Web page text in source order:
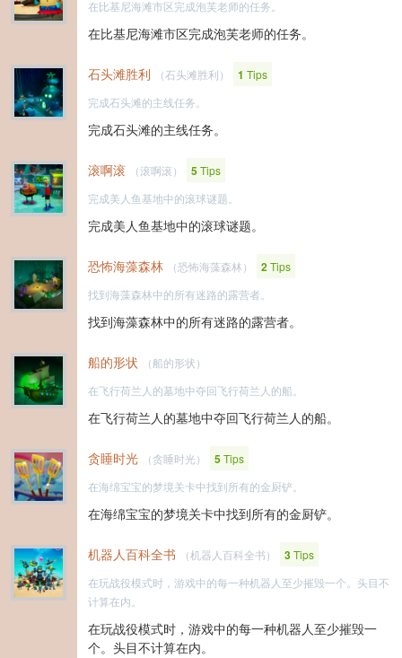
在比基尼海滩市区完成泡芙老师的任务。
在比基尼海滩市区完成泡芙老师的任务。
石头滩胜利 （石头滩胜利） 1 Tips
完成石头滩的主线任务。
完成石头滩的主线任务。
滚啊滚 （滚啊滚） 5Tips
完成美人鱼基地中的滚球谜题。
完成美人鱼基地中的滚球谜题。
恐怖海藻森林 （恐怖海藻森林） 2Tips
找到海藻森林中的所有迷路的露营者。
找到海藻森林中的所有迷路的露营者。
船的形状
（船的形状）
在飞行荷兰人的墓地中夺回飞行荷兰人的船。
在飞行荷兰人的墓地中夺回飞行荷兰人的船。
贪睡时光 （贪睡时光） 5Tips
在海绵宝宝的梦境关卡中找到所有的金厨铲。
在海绵宝宝的梦境关卡中找到所有的金厨铲。
机器人百科全书 （机器人百科全书） 3Tips
在玩战役模式时，游戏中的每一种机器人至少摧毁一个。头目不
计算在内。
在玩战役模式时，游戏中的每一种机器人至少摧毁一
个。头目不计算在内。